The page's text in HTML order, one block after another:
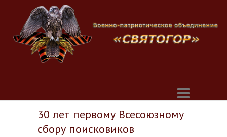
30 лет первому Всесоюзному
сбору поисковиков